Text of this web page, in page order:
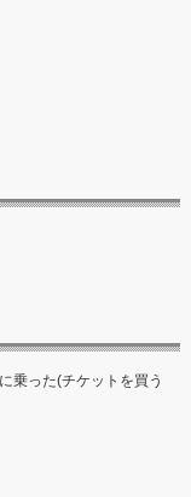
乗った(チケットを買う